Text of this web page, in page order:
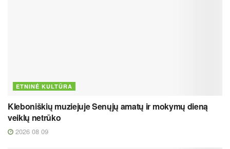
ETNINĖ KULTŪRA
Kleboniškių muziejuje Senųjų amatų ir mokymų dieną
veiklų netrūko
2026 08 09